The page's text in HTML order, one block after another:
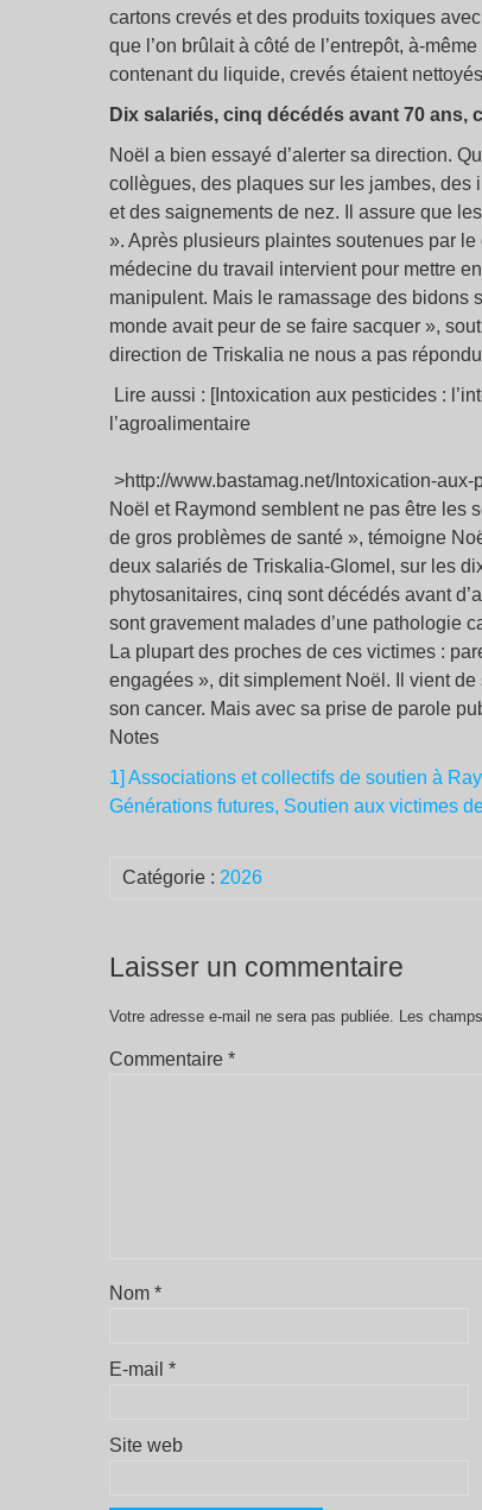
cartons crevés et des produits toxiques
que l’on brûlait à côté de l’entrepôt, à-
contenant du liquide, crevés étaient
Dix salariés, cinq décédés avant 70 ans,
Noël a bien essayé d’alerter sa direction.
collègues, des plaques sur les jambes, des
et des saignements de nez. Il assure que
». Après plusieurs plaintes soutenues par
médecine du travail intervient pour mettre
manipulent. Mais le ramassage des bidons
monde avait peur de se faire sacquer »,
direction de Triskalia ne nous a pas
Lire aussi : [Intoxication aux pesticides :
l’agroalimentaire
>http://www.bastamag.net/Intoxication-
Noël et Raymond semblent ne pas être les
de gros problèmes de santé », témoigne
deux salariés de Triskalia-Glomel, sur les
phytosanitaires, cinq sont décédés avant
sont gravement malades d’une pathologie
La plupart des proches de ces victimes :
engagées », dit simplement Noël. Il vient
son cancer. Mais avec sa prise de parole
Notes
1] Associations et collectifs de soutien à
Générations futures, Soutien aux victimes
Catégorie : 2026
Laisser un commentaire
Votre adresse e-mail ne sera pas publiée. Les
Commentaire *
Nom *
E-mail *
Site web